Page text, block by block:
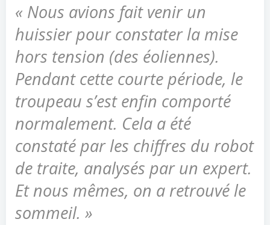
« Nous avions fait venir un
huissier pour constater la mise
hors tension (des éoliennes).
Pendant cette courte période, le
troupeau s’est enfin comporté
normalement. Cela a été
constaté par les chiffres du robot
de traite, analysés par un expert.
Et nous mêmes, on a retrouvé le
sommeil. »